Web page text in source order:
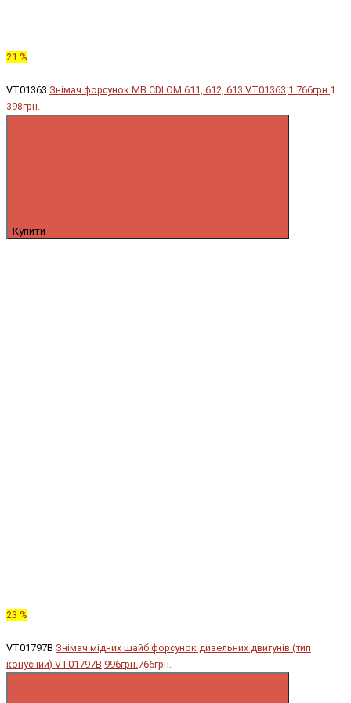
21 %
VT01363 Знімач форсунок MB CDI OM 611, 612, 613 VT01363 1 766грн.1
398грн.
Купити
23 %
VT01797B Знімач мідних шайб форсунок дизельних двигунів (тип
конусний) VT01797B 996грн.766грн.